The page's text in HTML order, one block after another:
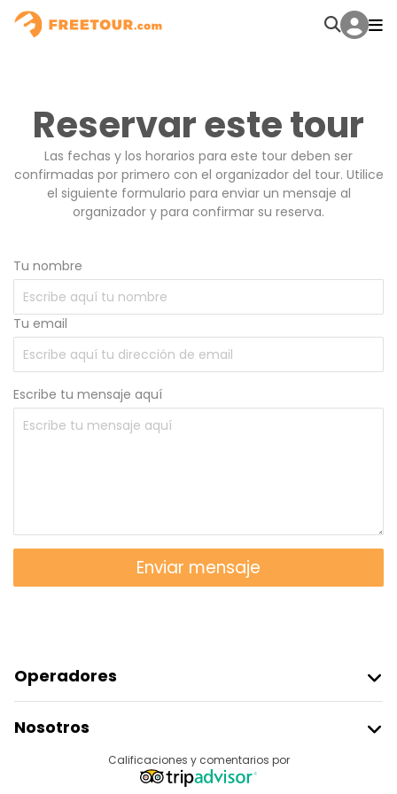
Reservar este tour
Las fechas y los horarios para este tour deben ser
confirmadas por primero con el organizador del tour. Utilice
el siguiente formulario para enviar un mensaje al
organizador y para confirmar su reserva.
Tu nombre
Tu email
Escribe tu mensaje aquí
Enviar mensaje
Operadores
Acceder Como Proveedor
Programa De Afiliados
Nosotros
Calificaciones y comentarios por